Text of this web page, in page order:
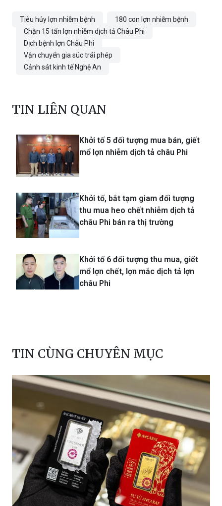
Tiêu hủy lợn nhiễm bệnh
180 con lợn nhiễm bệnh
Chặn 15 tấn lợn nhiễm dịch tả Châu Phi
Dịch bệnh lợn Châu Phi
Vận chuyển gia súc trái phép
Cảnh sát kinh tế Nghệ An
TIN LIÊN QUAN
Khởi tố 5 đối tượng mua bán, giết
mổ lợn nhiễm dịch tả châu Phi
Khởi tố, bắt tạm giam đối tượng
thu mua heo chết nhiễm dịch tả
châu Phi bán ra thị trường
Khởi tố 6 đối tượng thu mua, giết
mổ lợn chết, lợn mắc dịch tả lợn
châu Phi
TIN CÙNG CHUYÊN MỤC